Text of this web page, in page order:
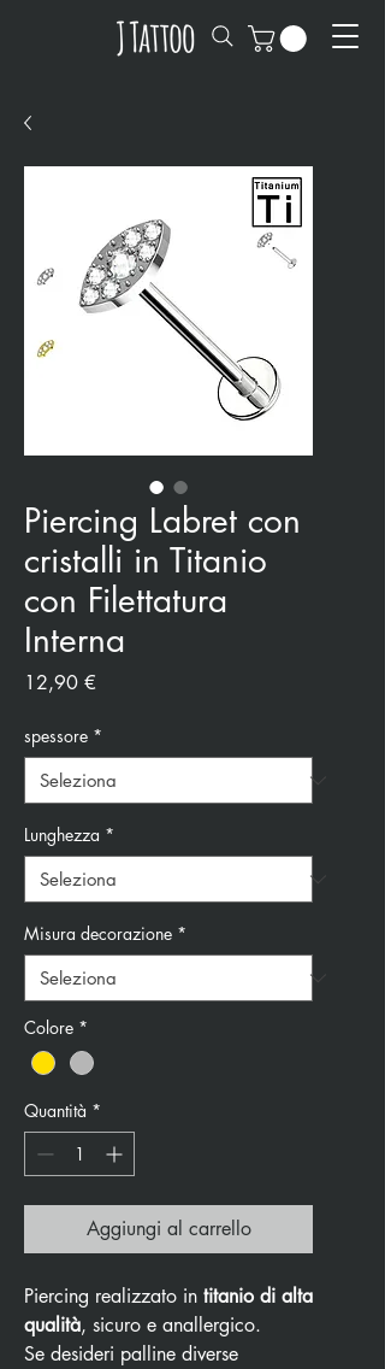
Piercing Labret con
cristalli in Titanio
con Filettatura
Interna
12,90 €
spessore *
Lunghezza *
Misura decorazione *
Colore *
Quantità *
Aggiungi al carrello
Piercing realizzato in titanio di alta
qualità, sicuro e anallergico.
Se desideri palline diverse